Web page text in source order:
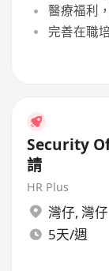
醫療福利
完善在職
Security
請
HR Plus
灣仔, 灣仔
5天/週